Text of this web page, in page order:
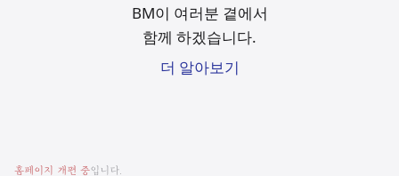
BM이 여러분 곁에서
함께 하겠습니다.
더 알아보기
비
홈페이지 개편 중입니다.